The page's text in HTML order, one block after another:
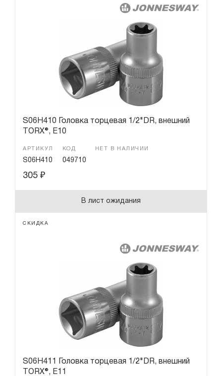
S06H410 Головка торцевая 1/2"DR, внешний
TORX®, Е10
АРТИКУЛ
S06H410
КОД
049710
НЕТ В НАЛИЧИИ
305 ₽
В лист ожидания
СКИДКА
S06H411 Головка торцевая 1/2"DR, внешний
TORX®, Е11